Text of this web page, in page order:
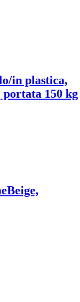
in plastica,
portata 150 kg
Beige,